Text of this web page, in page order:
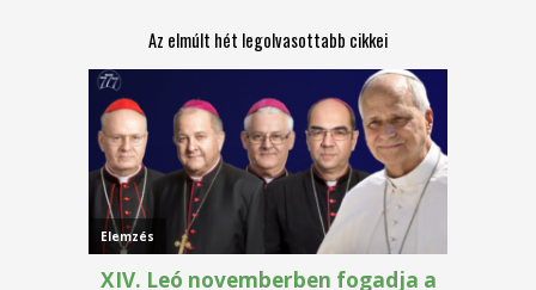
Az elmúlt hét legolvasottabb cikkei